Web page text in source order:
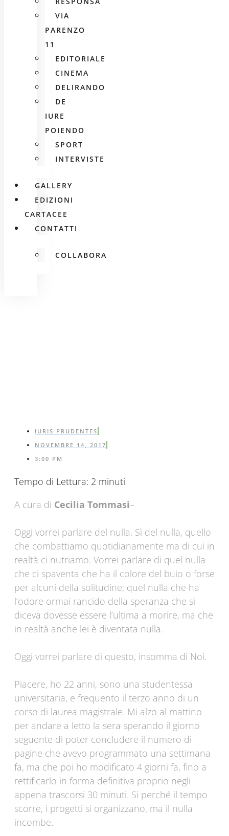
VIA
PARENZO
11
EDITORIALE
CINEMA
DELIRANDO
DE
IURE
POIENDO
SPORT
INTERVISTE
GALLERY
EDIZIONI
CARTACEE
CONTATTI
COLLABORA
IURIS PRUDENTES
NOVEMBRE 14, 2017
3:00 PM
Tempo di Lettura: 2 minuti
A cura di Cecilia Tommasi–
Oggi vorrei parlare del nulla. Sì del nulla, quello
che combattiamo quotidianamente ma di cui in
realtà ci nutriamo. Vorrei parlare di quel nulla
che ci spaventa che ha il colore del buio o forse
per alcuni della solitudine; quel nulla che ha
l’odore ormai rancido della speranza che si
diceva dovesse essere l’ultima a morire, ma che
in realtà anche lei è diventata nulla.
Oggi vorrei parlare di questo, insomma di Noi.
Piacere, ho 22 anni, sono una studentessa
universitaria, e frequento il terzo anno di un
corso di laurea magistrale. Mi alzo al mattino
per andare a letto la sera sperando il giorno
seguente di poter concludere il numero di
pagine che avevo programmato una settimana
fa, ma che poi ho modificato 4 giorni fa, fino a
rettificarlo in forma definitiva proprio negli
appena trascorsi 30 minuti. Si perché il tempo
scorre, i progetti si organizzano, ma il nulla
incombe.